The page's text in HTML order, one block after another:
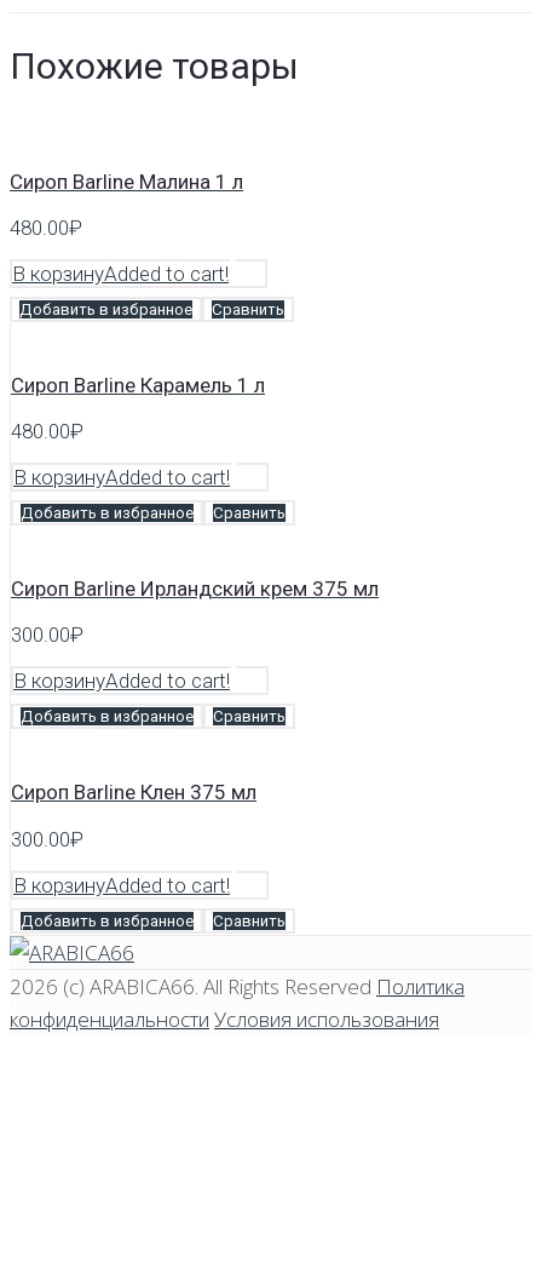
Похожие товары
Сироп Barline Малина 1 л
480.00₽
В корзинуAdded to cart!
Добавить в избранное Сравнить
Сироп Barline Карамель 1 л
480.00₽
В корзинуAdded to cart!
Добавить в избранное Сравнить
Сироп Barline Ирландский крем 375 мл
300.00₽
В корзинуAdded to cart!
Добавить в избранное Сравнить
Сироп Barline Клен 375 мл
300.00₽
В корзинуAdded to cart!
Добавить в избранное Сравнить
2026 (c) ARABICA66 . All Rights Reserved Политика
конфиденциальности Условия использования